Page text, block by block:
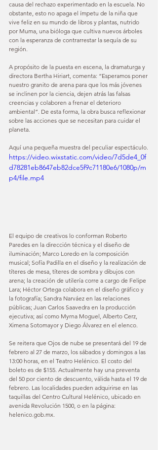
causa del rechazo experimentado en la escuela. No
obstante, esto no apaga el ímpetu de la niña que
vive feliz en su mundo de libros y plantas, nutrido
por Muma, una bióloga que cultiva nuevos árboles
con la esperanza de contrarrestar la sequía de su
región.
A propósito de la puesta en escena, la dramaturga y
directora Bertha Hiriart, comenta: “Esperamos poner
nuestro granito de arena para que los más jóvenes
se inclinen por la ciencia, dejen atrás las falsas
creencias y colaboren a frenar el deterioro
ambiental”. De esta forma, la obra busca reflexionar
sobre las acciones que se necesitan para cuidar el
planeta.
Aquí una pequeña muestra del peculiar espectáculo.
https://video.wixstatic.com/video/7d5de4_0f
d78281eb8647eb82dce5f9c71180e6/1080p/m
p4/file.mp4
El equipo de creativos lo conforman Roberto
Paredes en la dirección técnica y el diseño de
iluminación; Marco Loredo en la composición
musical; Sofía Padilla en el diseño y la realización de
títeres de mesa, títeres de sombra y dibujos con
arena; la creación de utilería corre a cargo de Felipe
Lara; Héctor Ortega colabora en el diseño gráfico y
la fotografía; Sandra Narváez en las relaciones
públicas; Juan Carlos Saavedra en la producción
ejecutiva; así como Myrna Moguel, Alberto Cerz,
Ximena Sotomayor y Diego Álvarez en el elenco.
Se reitera que Ojos de nube se presentará del 19 de
febrero al 27 de marzo, los sábados y domingos a las
13:00 horas, en el Teatro Helénico. El costo del
boleto es de $155. Actualmente hay una preventa
del 50 por ciento de descuento, válida hasta el 19 de
febrero. Las localidades pueden adquirirse en las
taquillas del Centro Cultural Helénico, ubicado en
avenida Revolución 1500, o en la página:
helenico.gob.mx.